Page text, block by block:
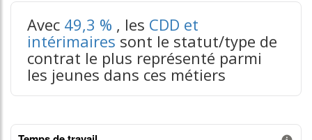
Information donnée n°3
tableaux excel n°3
Avec 49,3 % , les CDD et
intérimaires sont le statut/type de
contrat le plus représenté parmi
les jeunes dans ces métiers